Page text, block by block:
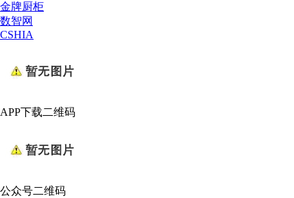
金牌厨柜
数智网
CSHIA
APP下载二维码
公众号二维码